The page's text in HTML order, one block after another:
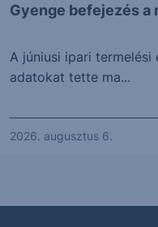
Gyenge befejezés a
A júniusi ipari
adatokat tette ma...
2026. augusztus 6.